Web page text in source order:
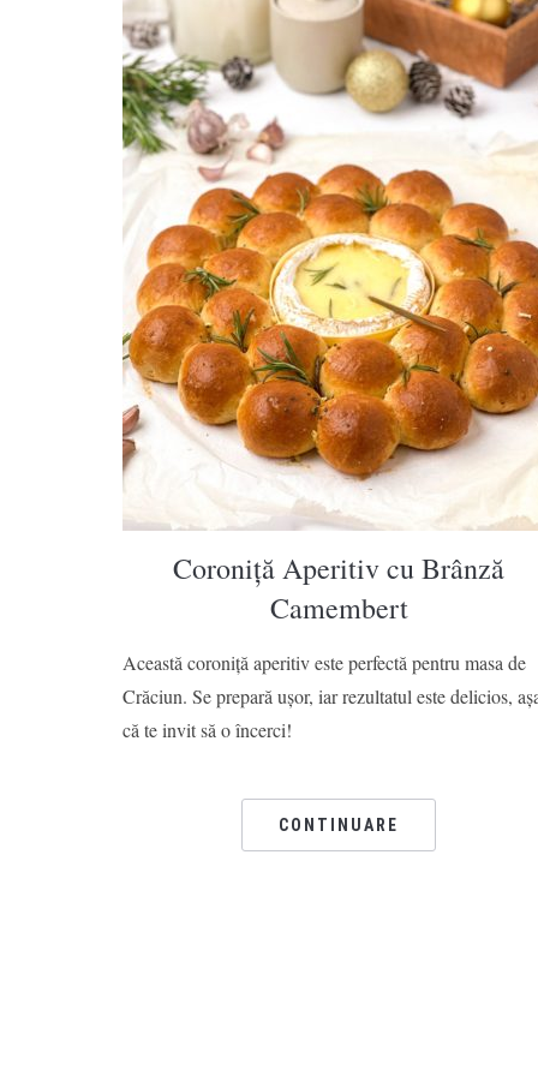
Coroniță Aperitiv cu Brânză
Camembert
Această coroniță aperitiv este perfectă pentru masa de
Crăciun. Se prepară ușor, iar rezultatul este delicios,
că te invit să o încerci!
CONTINUARE